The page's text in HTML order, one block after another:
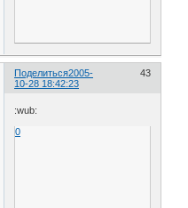
Поделиться 43
2005-
10-28 18:42:23
:wub:
0